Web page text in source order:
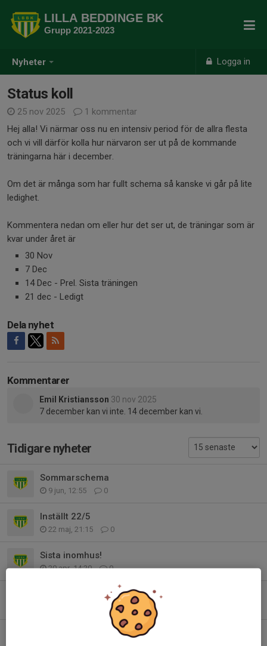
Nyheter Logga in
LILLA BEDDINGE BK
Grupp 2021-2023
Status koll
25 nov 2025
1 kommentar
Hej alla! Vi närmar oss nu en intensiv period för de allra flesta
och vi vill därför kolla hur närvaron ser ut på de kommande
träningarna här i december.
Om det är många som har fullt schema så kanske vi går på lite
ledighet.
Kommentera nedan om eller hur det ser ut, de träningar som är
kvar under året är
30 Nov
7 Dec
14 Dec - Prel. Sista träningen
21 dec - Ledigt
Dela nyhet
Kommentarer
Emil Kristiansson 30 nov 2025
7 december kan vi inte. 14 december kan vi.
Tidigare nyheter
Sommarschema
9 jun, 12:55 0
Inställt 22/5
22 maj, 21:15 0
Sista inomhus!
20 apr, 14:20 0
Ingen träning 29/3
0